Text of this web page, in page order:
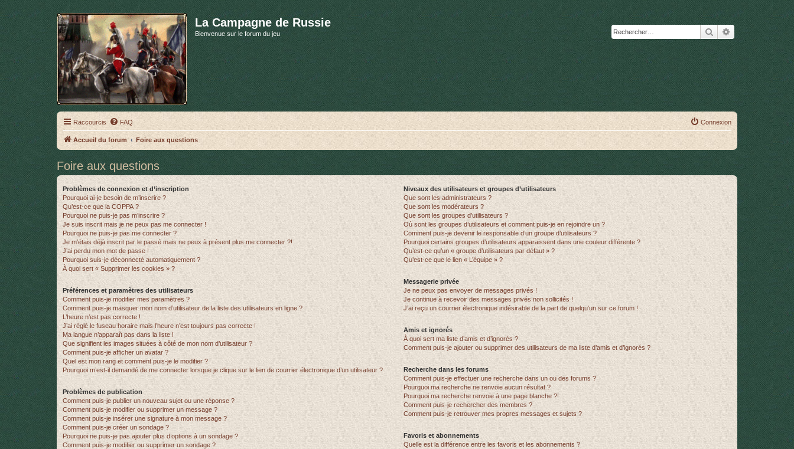
La Campagne de Russie
Bienvenue sur le forum du jeu RechercherRecherche
Raccourcis FAQ Connexion
Accueil du forum Foire aux questions
Foire aux questions
Problèmes de connexion et d’inscription
Pourquoi ai-je besoin de m’inscrire ?
Qu’est-ce que la COPPA ?
Pourquoi ne puis-je pas m’inscrire ?
Je suis inscrit mais je ne peux pas me connecter !
Pourquoi ne puis-je pas me connecter ?
Je m’étais déjà inscrit par le passé mais ne peux à présent plus me connecter ?!
J’ai perdu mon mot de passe !
Pourquoi suis-je déconnecté automatiquement ?
À quoi sert « Supprimer les cookies » ?
Préférences et paramètres des utilisateurs
Comment puis-je modifier mes paramètres ?
Comment puis-je masquer mon nom d’utilisateur de la liste des utilisateurs en ligne ?
L’heure n’est pas correcte !
J’ai réglé le fuseau horaire mais l’heure n’est toujours pas correcte !
Ma langue n’apparaît pas dans la liste !
Que signifient les images situées à côté de mon nom d’utilisateur ?
Comment puis-je afficher un avatar ?
Quel est mon rang et comment puis-je le modifier ?
Pourquoi m’est-il demandé de me connecter lorsque je clique sur le lien de courrier électronique d’un utilisateur ?
Problèmes de publication
Comment puis-je publier un nouveau sujet ou une réponse ?
Comment puis-je modifier ou supprimer un message ?
Comment puis-je insérer une signature à mon message ?
Comment puis-je créer un sondage ?
Pourquoi ne puis-je pas ajouter plus d’options à un sondage ?
Comment puis-je modifier ou supprimer un sondage ?
Niveaux des utilisateurs et groupes d’utilisateurs
Que sont les administrateurs ?
Que sont les modérateurs ?
Que sont les groupes d’utilisateurs ?
Où sont les groupes d’utilisateurs et comment puis-je en rejoindre un ?
Comment puis-je devenir le responsable d’un groupe d’utilisateurs ?
Pourquoi certains groupes d’utilisateurs apparaissent dans une couleur différente ?
Qu’est-ce qu’un « groupe d’utilisateurs par défaut » ?
Qu’est-ce que le lien « L’équipe » ?
Messagerie privée
Je ne peux pas envoyer de messages privés !
Je continue à recevoir des messages privés non sollicités !
J’ai reçu un courrier électronique indésirable de la part de quelqu’un sur ce forum !
Amis et ignorés
À quoi sert ma liste d’amis et d’ignorés ?
Comment puis-je ajouter ou supprimer des utilisateurs de ma liste d’amis et d’ignorés ?
Recherche dans les forums
Comment puis-je effectuer une recherche dans un ou des forums ?
Pourquoi ma recherche ne renvoie aucun résultat ?
Pourquoi ma recherche renvoie à une page blanche ?!
Comment puis-je rechercher des membres ?
Comment puis-je retrouver mes propres messages et sujets ?
Favoris et abonnements
Quelle est la différence entre les favoris et les abonnements ?